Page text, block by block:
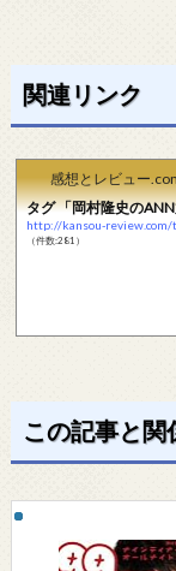
関連リンク
感想とレビュー
タグ 「岡村隆史の
http://kansou-review.com/
（件数:281）
この記事と関